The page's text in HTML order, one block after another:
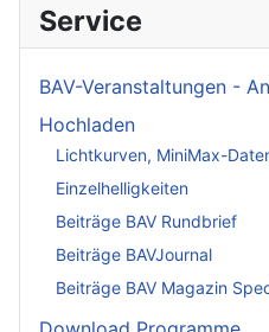
Service
BAV-Veranstaltungen -
Hochladen
Lichtkurven, MiniMax-
Einzelhelligkeiten
Beiträge BAV Rundbrief
Beiträge BAVJournal
Beiträge BAV Magazin